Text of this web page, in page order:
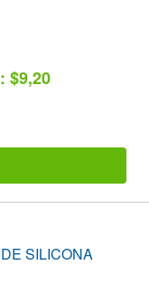
$9,20
SILICONA